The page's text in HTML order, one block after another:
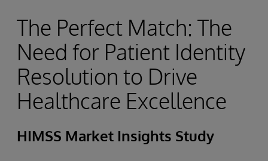
The Perfect Match: The
Need for Patient Identity
Resolution to Drive
Healthcare Excellence
HIMSS Market Insights Study